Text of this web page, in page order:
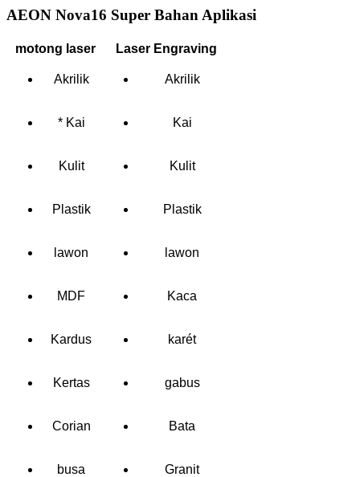
AEON Nova16 Super Bahan Aplikasi
motong laser Laser Engraving
Akrilik Akrilik
* Kai Kai
Kulit Kulit
Plastik Plastik
lawon lawon
MDF Kaca
Kardus karét
Kertas gabus
Corian Bata
busa Granit